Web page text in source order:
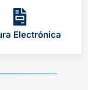
Electrónica